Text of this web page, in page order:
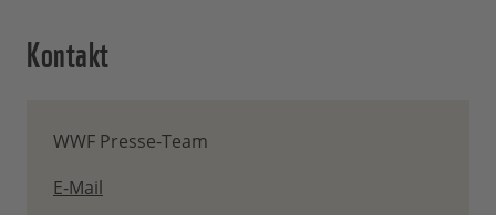
Kontakt
WWF Presse-Team
E-Mail